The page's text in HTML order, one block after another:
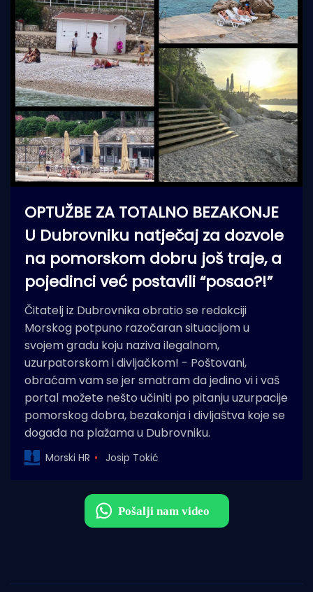
OPTUŽBE ZA TOTALNO BEZAKONJE
U Dubrovniku natječaj za dozvole
na pomorskom dobru još traje, a
pojedinci već postavili “posao?!”
Čitatelj iz Dubrovnika obratio se redakciji
Morskog potpuno razočaran situacijom u
svojem gradu koju naziva ilegalnom,
uzurpatorskom i divljačkom! - Poštovani,
obraćam vam se jer smatram da jedino vi i vaš
portal možete nešto učiniti po pitanju uzurpacije
pomorskog dobra, bezakonja i divljaštva koje se
događa na plažama u Dubrovniku.
Morski HR Josip Tokić